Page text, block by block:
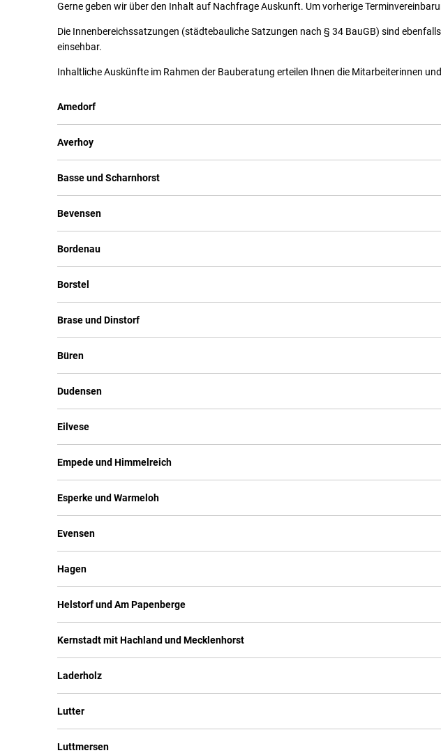
Gerne geben wir über den Inhalt auf Nachfrage Auskunft. Um vorherige
Die Innenbereichssatzungen (städtebauliche Satzungen nach § 34 BauGB) sind
einsehbar.
Inhaltliche Auskünfte im Rahmen der Bauberatung erteilen Ihnen die Mitarbeiterinnen
Amedorf
Averhoy
Basse und Scharnhorst
Bevensen
Bordenau
Borstel
Brase und Dinstorf
Büren
Dudensen
Eilvese
Empede und Himmelreich
Esperke und Warmeloh
Evensen
Hagen
Helstorf und Am Papenberge
Kernstadt mit Hachland und Mecklenhorst
Laderholz
Lutter
Luttmersen